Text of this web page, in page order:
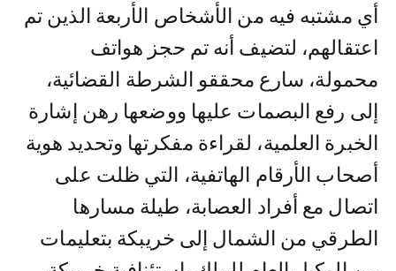
أي مشتبه فيه من الأشخاص الأربعة الذين تم
اعتقالهم، لتضيف أنه تم حجز هواتف
محمولة، سارع محققو الشرطة القضائية،
إلى رفع البصمات عليها ووضعها رهن إشارة
الخبرة العلمية، لقراءة مفكرتها وتحديد هوية
أصحاب الأرقام الهاتفية، التي ظلت على
اتصال مع أفراد العصابة، طيلة مسارها
الطرقي من الشمال إلى خريبكة بتعليمات